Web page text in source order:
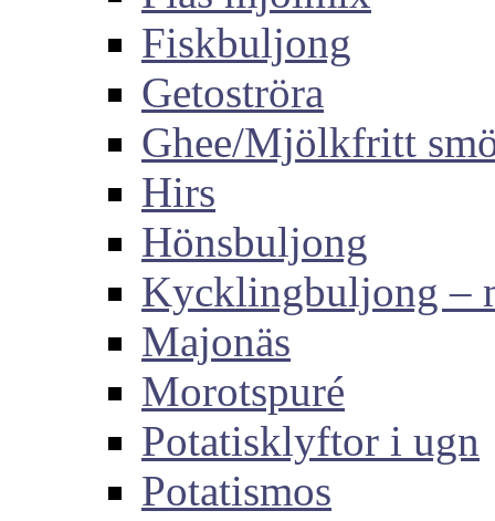
Fiskbuljong
Getoströra
Ghee/Mjölkfritt
Hirs
Hönsbuljong
Kycklingbuljong –
Majonäs
Morotspuré
Potatisklyftor i ugn
Potatismos